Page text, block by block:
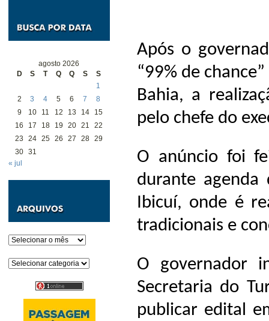
agosto 2026
D
S T Q Q S
S
1
2
3 4 5 6 7
8
9
10 11 12 13 14
15
16
17 18 19 20 21
22
23
24 25 26 27 28 29
30 31
« jul
Arquivos
Categorias
Após o
“99% de
Bahia, a
pelo chefe do
O anúncio foi
durante
Ibicuí, onde é
tradicionais e
O governador
Secretaria do
publicar edital